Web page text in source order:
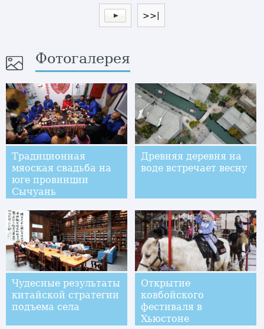
>>|
Фотогалерея
Традиционная
мяоская свадьба на
юге провинции
Сычуань
Древняя деревня на
воде встречает весну
Чудесные результаты
китайской стратегии
подъема села
Открытие
ковбойского
фестиваля в
Хьюстоне